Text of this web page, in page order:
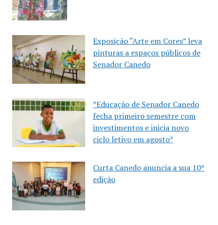
Exposição “Arte em Cores” leva
pinturas a espaços públicos de
Senador Canedo
*Educação de Senador Canedo
fecha primeiro semestre com
investimentos e inicia novo
ciclo letivo em agosto*
Curta Canedo anuncia a sua 10ª
edição